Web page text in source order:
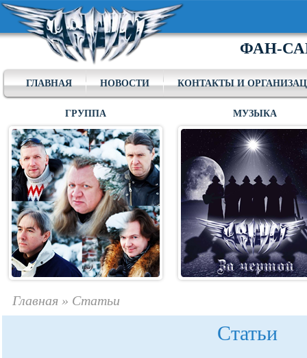
ФАН-
ГЛАВНАЯ НОВОСТИ КОНТАКТЫ И
ГРУППА МУЗЫКА
Главная » Статьи
Статьи